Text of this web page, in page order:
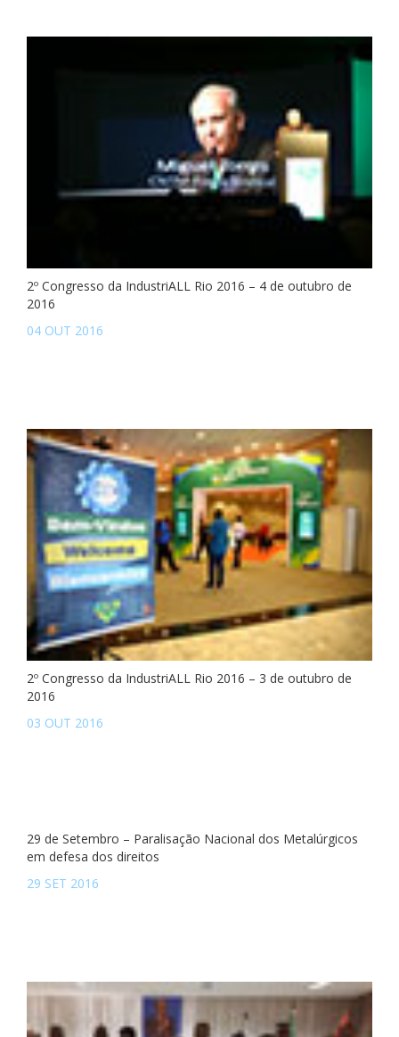
2º Congresso da IndustriALL Rio 2016 – 4 de outubro de
2016
04 OUT 2016
2º Congresso da IndustriALL Rio 2016 – 3 de outubro de
2016
03 OUT 2016
29 de Setembro – Paralisação Nacional dos Metalúrgicos
em defesa dos direitos
29 SET 2016